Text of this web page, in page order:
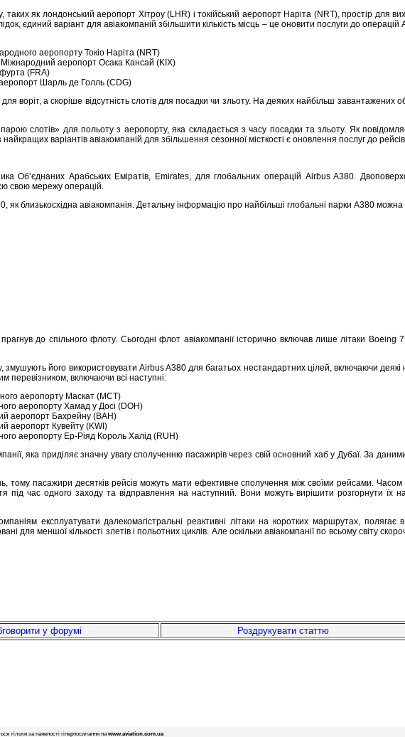
як лондонський аеропорт Хітроу (LHR) і токійський аеропорт Наріта (NRT), простір
єдиний варіант для авіакомпаній збільшити кількість місць – це оновити послуги до
аеропорту Токіо Наріта (NRT)
аеропорт Осака Кансай (KIX)
(FRA)
Шарль де Голль (CDG)
а скоріше відсутність слотів для посадки чи зльоту. На деяких найбільш завантажених
слотів» для польоту з аеропорту, яка складається з часу посадки та зльоту. Як
варіантів авіакомпаній для збільшення сезонної місткості є оновлення послуг до
Об’єднаних Арабських Еміратів, Emirates, для глобальних операцій Airbus A380.
свою мережу операцій.
як близькосхідна авіакомпанія. Детальну інформацію про найбільші глобальні парки A380
до спільного флоту. Сьогодні флот авіакомпанії історично включав лише літаки Boeing
його використовувати Airbus A380 для багатьох нестандартних цілей, включаючи деякі
перевізником, включаючи всі наступні:
аеропорту Маскат (MCT)
аеропорту Хамад у Досі (DOH)
аеропорт Бахрейну (BAH)
аеропорт Кувейту (KWI)
аеропорту Ер-Ріяд Король Халід (RUH)
яка приділяє значну увагу сполученню пасажирів через свій основний хаб у Дубаї. За
тому пасажири десятків рейсів можуть мати ефективне сполучення між своїми рейсами.
під час одного заходу та відправлення на наступний. Вони можуть вирішити розгорнути
експлуатувати далекомагістральні реактивні літаки на коротких маршрутах,
для меншої кількості злетів і польотних циклів. Але оскільки авіакомпанії по всьому світу
у форумі Роздрукувати статтю
тільки за наявності гіперпосилання наwww.aviation.com.ua